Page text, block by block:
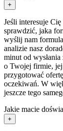
+
Jeśli interesuje
sprawdzić, jaka
wyślij nam
analizie nasz
minut od
o Twojej firmie, jej
przygotować
oczekiwań. W
jeszcze tego
Jakie macie
+